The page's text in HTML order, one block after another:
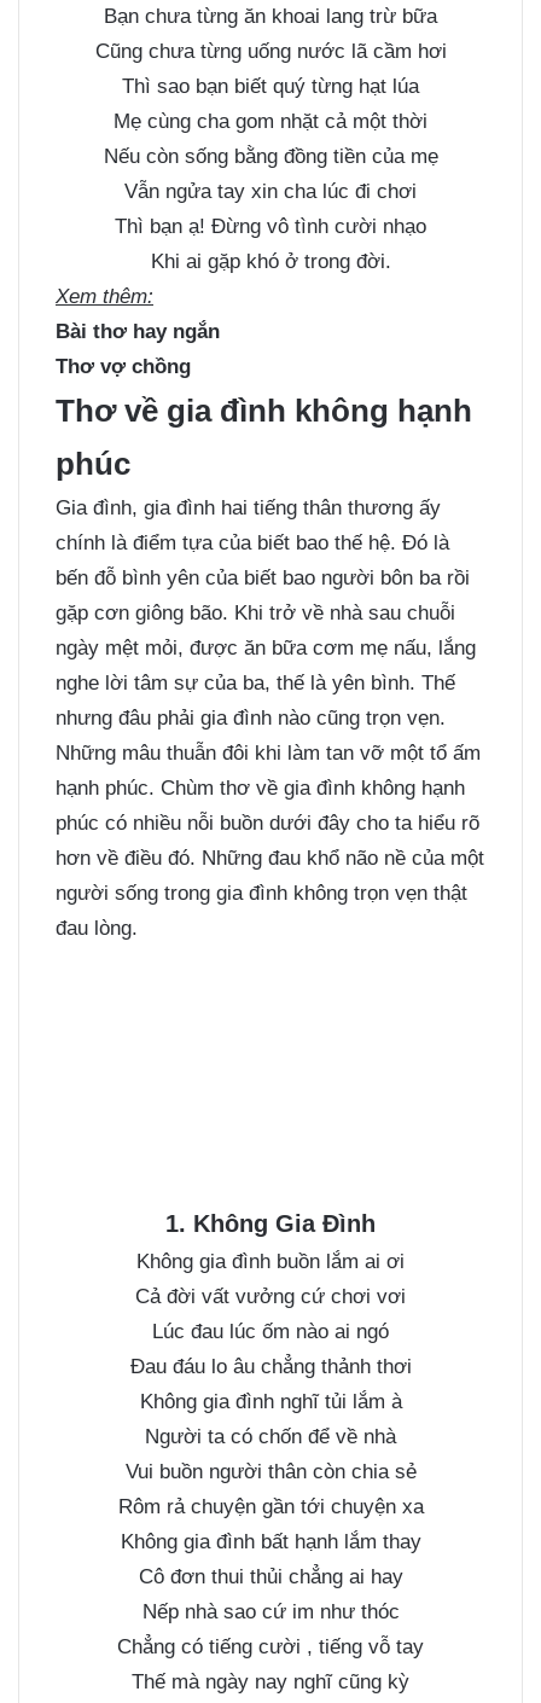
Bạn chưa từng ăn khoai lang trừ bữa
Cũng chưa từng uống nước lã cầm hơi
Thì sao bạn biết quý từng hạt lúa
Mẹ cùng cha gom nhặt cả một thời
Nếu còn sống bằng đồng tiền của mẹ
Vẫn ngửa tay xin cha lúc đi chơi
Thì bạn ạ! Đừng vô tình cười nhạo
Khi ai gặp khó ở trong đời.
Xem thêm:
Bài thơ hay ngắn
Thơ vợ chồng
Thơ về gia đình không hạnh
phúc
Gia đình, gia đình hai tiếng thân thương ấy
chính là điểm tựa của biết bao thế hệ. Đó là
bến đỗ bình yên của biết bao người bôn ba rồi
gặp cơn giông bão. Khi trở về nhà sau chuỗi
ngày mệt mỏi, được ăn bữa cơm mẹ nấu, lắng
nghe lời tâm sự của ba, thế là yên bình. Thế
nhưng đâu phải gia đình nào cũng trọn vẹn.
Những mâu thuẫn đôi khi làm tan vỡ một tổ ấm
hạnh phúc. Chùm thơ về gia đình không hạnh
phúc có nhiều nỗi buồn dưới đây cho ta hiểu rõ
hơn về điều đó. Những đau khổ não nề của một
người sống trong gia đình không trọn vẹn thật
đau lòng.
1. Không Gia Đình
Không gia đình buồn lắm ai ơi
Cả đời vất vưởng cứ chơi vơi
Lúc đau lúc ốm nào ai ngó
Đau đáu lo âu chẳng thảnh thơi
Không gia đình nghĩ tủi lắm à
Người ta có chốn để về nhà
Vui buồn người thân còn chia sẻ
Rôm rả chuyện gần tới chuyện xa
Không gia đình bất hạnh lắm thay
Cô đơn thui thủi chẳng ai hay
Nếp nhà sao cứ im như thóc
Chẳng có tiếng cười , tiếng vỗ tay
Thế mà ngày nay nghĩ cũng kỳ